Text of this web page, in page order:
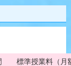
標準授業料（月